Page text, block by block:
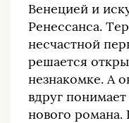
Венецией и
Ренессанса.
несчастной
решается
незнакомке. А
вдруг
нового романа.